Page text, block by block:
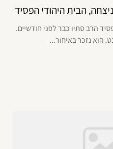
הבית היהודי הפסיד
הרב סתיו כבר לפני חודשיים.
הוא נזכר באיחור...